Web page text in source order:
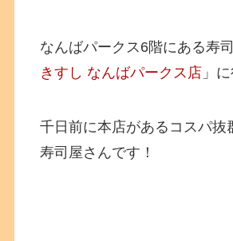
なんばパークス6階にある寿
きすし なんばパークス店 」
千日前に本店があるコスパ抜
寿司屋さんです！